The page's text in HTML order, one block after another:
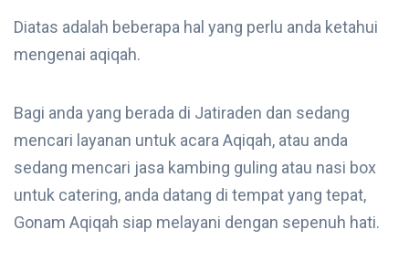
Diatas adalah beberapa hal yang perlu anda ketahui
mengenai aqiqah.
Bagi anda yang berada di Jatiraden dan sedang
mencari layanan untuk acara Aqiqah, atau anda
sedang mencari jasa kambing guling atau nasi box
untuk catering, anda datang di tempat yang tepat,
Gonam Aqiqah siap melayani dengan sepenuh hati.